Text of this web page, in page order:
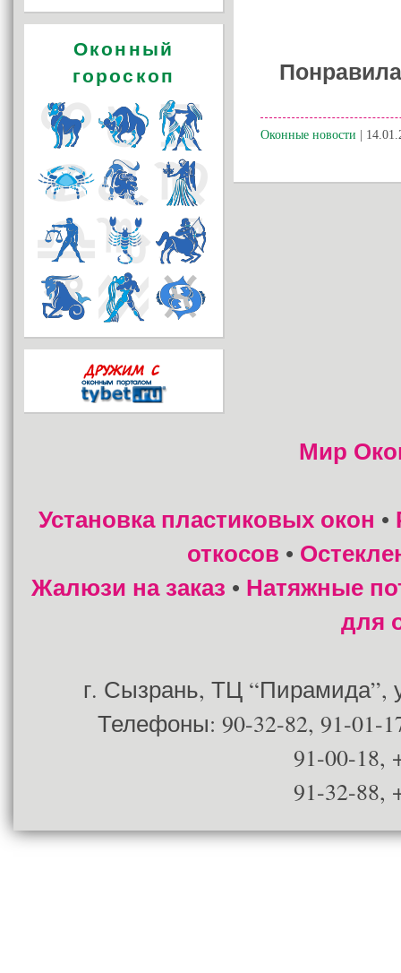
Оконные новости |
Оконный
гороскоп
Мир
Установка пластиковых окон •
откосов •
Жалюзи на заказ • Натяжные
для
г. Сызрань, ТЦ “Пирамида”,
Телефоны: 90-32-82, 91-01-
91-00-18,
91-32-88,